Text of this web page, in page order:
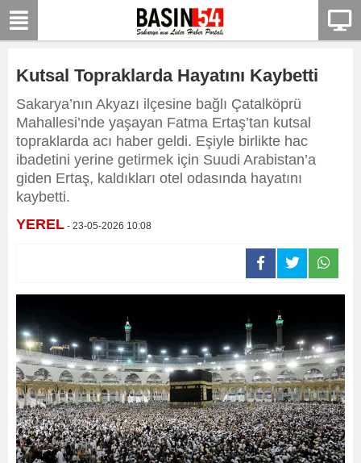
Kutsal Topraklarda Hayatını Kaybetti
Sakarya’nın Akyazı ilçesine bağlı Çatalköprü
Mahallesi’nde yaşayan Fatma Ertaş’tan kutsal
topraklarda acı haber geldi. Eşiyle birlikte hac
ibadetini yerine getirmek için Suudi Arabistan’a
giden Ertaş, kaldıkları otel odasında hayatını
kaybetti.
YEREL - 23-05-2026 10:08